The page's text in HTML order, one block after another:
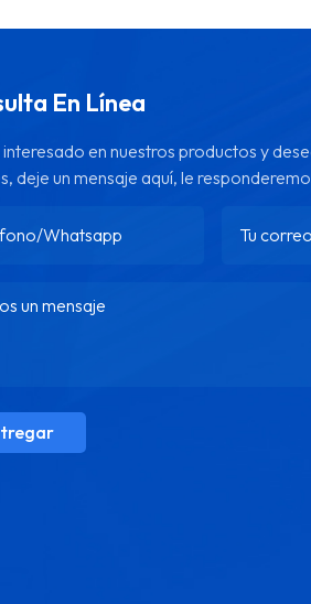
En Línea
interesado en nuestros productos y
deje un mensaje aquí, le